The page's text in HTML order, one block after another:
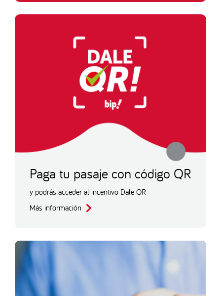
Paga tu pasaje con código QR
y podrás acceder al incentivo Dale QR
Más información